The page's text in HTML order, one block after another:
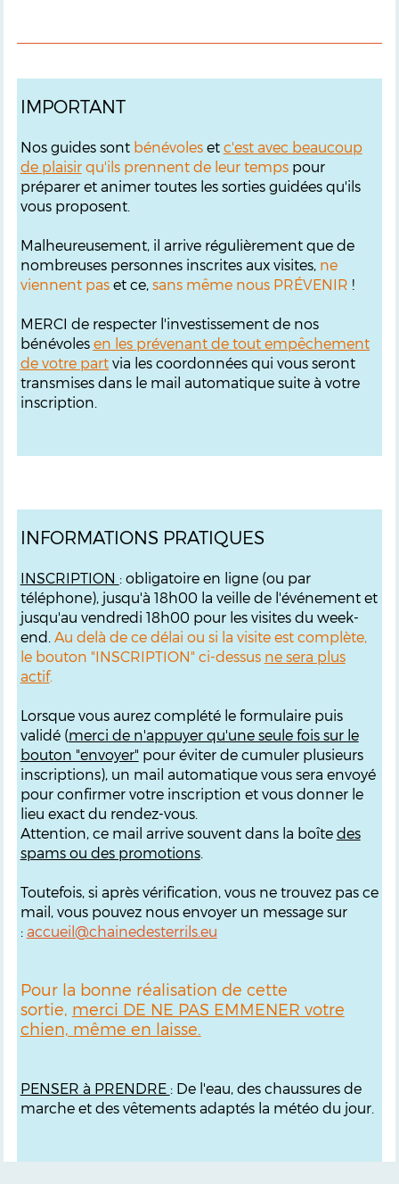
IMPORTANT
Nos guides sont bénévoleset c'est avec beaucoup
de plaisirqu'ils prennent de leur tempspour
préparer et animer toutes les sorties guidées qu'ils
vous proposent.
Malheureusement, il arrive régulièrement que de
nombreuses personnes inscrites aux visites, ne
viennent paset ce, sans même nous PRÉVENIR !
MERCI de respecter l'investissement de nos
bénévoles en les prévenant de tout empêchement
de votre partvia les coordonnées qui vous seront
transmises dans le mail automatique suite à votre
inscription.
INFORMATIONS PRATIQUES
INSCRIPTION : obligatoire en ligne (ou par
téléphone), jusqu'à 18h00 la veille de l'événement et
jusqu'au vendredi 18h00 pour les visites du week-
end. Au delà de ce délai ou si la visite est complète,
le bouton "INSCRIPTION" ci-dessus ne sera plus
actif.
Lorsque vous aurez complété le formulaire puis
validé (merci de n'appuyer qu'une seule fois sur le
bouton "envoyer" pour éviter de cumuler plusieurs
inscriptions), un mail automatique vous sera envoyé
pour confirmer votre inscription et vous donner le
lieu exact du rendez-vous.
Attention, ce mail arrive souvent dans la boîte des
spams ou des promotions.
Toutefois, si après vérification, vous ne trouvez pas ce
mail, vous pouvez nous envoyer un message sur
: accueil@chainedesterrils.eu
Pour la bonne réalisation de cette
sortie, merci DE NE PAS EMMENER votre
chien, même en laisse.
PENSER à PRENDRE : De l'eau, des chaussures de
marche et des vêtements adaptés la météo du jour.